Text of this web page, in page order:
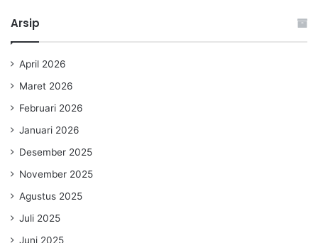
Arsip
April 2026
Maret 2026
Februari 2026
Januari 2026
Desember 2025
November 2025
Agustus 2025
Juli 2025
Juni 2025